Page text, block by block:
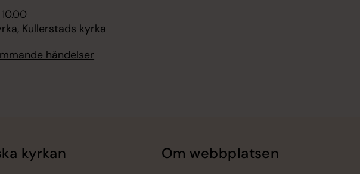
Kullerstads kyrka
händelser
kyrkan Om webbplatsen